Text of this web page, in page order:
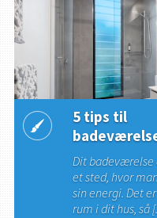
5 tips til
Dit badeværelse
et sted, hvor
sin energi. Det
rum i dit hus, så